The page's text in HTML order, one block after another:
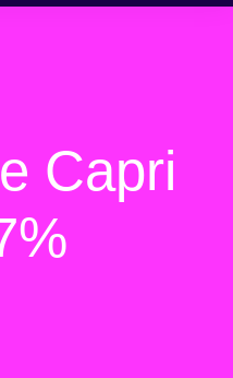
Capri